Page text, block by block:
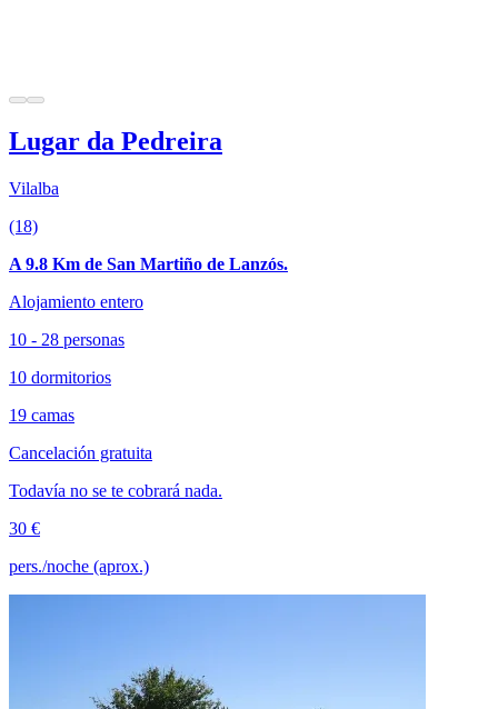
Lugar da Pedreira
Vilalba
(18)
A 9.8 Km de San Martiño de Lanzós.
Alojamiento entero
10 - 28 personas
10 dormitorios
19 camas
Cancelación gratuita
Todavía no se te cobrará nada.
30 €
pers./noche (aprox.)